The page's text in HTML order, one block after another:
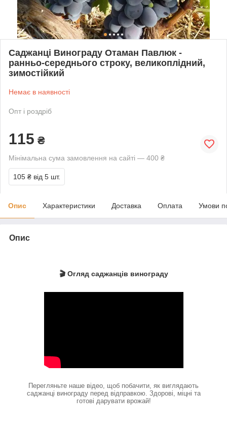
Саджанці Винограду Отаман Павлюк -
ранньо-середнього строку, великоплідний,
зимостійкий
Немає в наявності
Опт і роздріб
115 ₴
Мінімальна сума замовлення на сайті — 400 ₴
105 ₴ від 5 шт.
Опис Характеристики Доставка Оплата Умови
Опис
🎬 Огляд саджанців винограду
Перегляньте наше відео, щоб побачити, як виглядають
саджанці винограду перед відправкою. Здорові, міцні та
готові дарувати врожай!